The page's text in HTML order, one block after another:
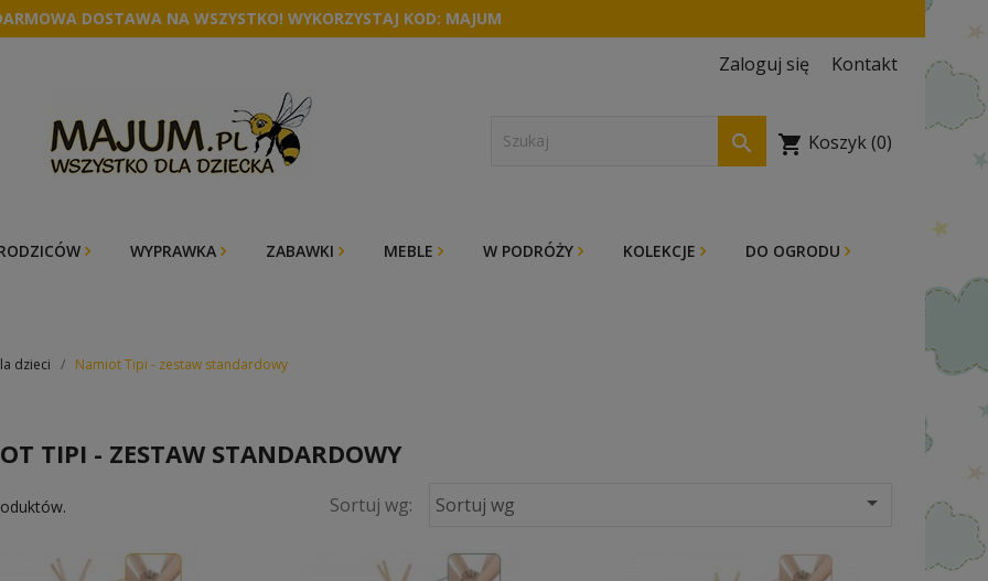
DOSTAWA NA WSZYSTKO! WYKORZYSTAJ KOD: MAJUM
Zaloguj się Kontakt
shopping_cart Koszyk(0)

WYPRAWKA ZABAWKI MEBLE W PODRÓŻY KOLEKCJE DO OGRODU
dzieci Namiot Tipi - zestaw standardowy
TIPI - ZESTAW STANDARDOWY
Sortuj wg: Sortuj wg 